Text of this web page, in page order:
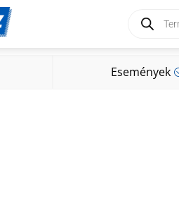
search
Események
Események